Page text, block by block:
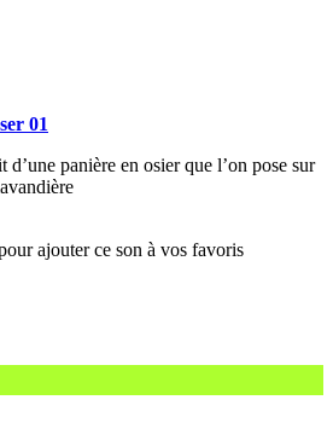
01
panière en osier que l’on pose sur